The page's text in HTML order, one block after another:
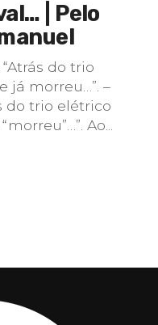
| Pelo
do trio
já morreu…”. –
do trio elétrico
Ao...